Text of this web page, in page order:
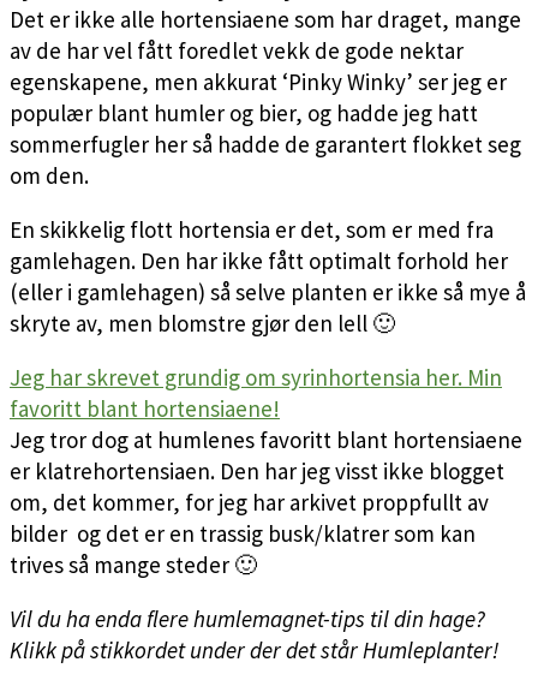
Det er ikke alle hortensiaene som har draget, mange
av de har vel fått foredlet vekk de gode nektar
egenskapene, men akkurat ‘Pinky Winky’ ser jeg er
populær blant humler og bier, og hadde jeg hatt
sommerfugler her så hadde de garantert flokket seg
om den.
En skikkelig flott hortensia er det, som er med fra
gamlehagen. Den har ikke fått optimalt forhold her
(eller i gamlehagen) så selve planten er ikke så mye å
skryte av, men blomstre gjør den lell 🙂
Jeg har skrevet grundig om syrinhortensia her. Min
favoritt blant hortensiaene!
Jeg tror dog at humlenes favoritt blant hortensiaene
er klatrehortensiaen. Den har jeg visst ikke blogget
om, det kommer, for jeg har arkivet proppfullt av
bilder og det er en trassig busk/klatrer som kan
trives så mange steder 🙂
Vil du ha enda flere humlemagnet-tips til din hage?
Klikk på stikkordet under der det står Humleplanter!